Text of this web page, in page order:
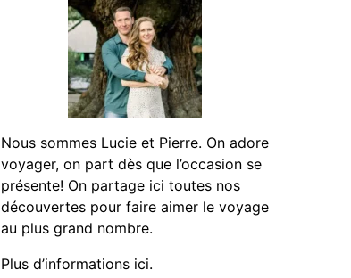
Nous sommes Lucie et Pierre. On adore
voyager, on part dès que l’occasion se
présente! On partage ici toutes nos
découvertes pour faire aimer le voyage
au plus grand nombre.
Plus d’informations ici.